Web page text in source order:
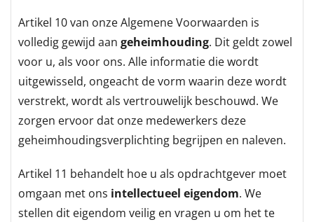
Artikel 10 van onze Algemene Voorwaarden is
volledig gewijd aan geheimhouding. Dit geldt zowel
voor u, als voor ons. Alle informatie die wordt
uitgewisseld, ongeacht de vorm waarin deze wordt
verstrekt, wordt als vertrouwelijk beschouwd. We
zorgen ervoor dat onze medewerkers deze
geheimhoudingsverplichting begrijpen en naleven.
Artikel 11 behandelt hoe u als opdrachtgever moet
omgaan met ons intellectueel eigendom. We
stellen dit eigendom veilig en vragen u om het te